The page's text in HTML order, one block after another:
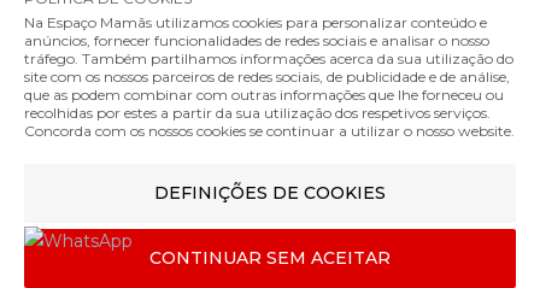
Cadeira Auto Maxi-Cosi Mica Pro Eco i-Size
Cor
MÉTODOS DE ENVIO
MÉTODOS DE PAGAMENTO
Na Espaço Mamãs utilizamos cookies para personalizar conteúdo e
anúncios, fornecer funcionalidades de redes sociais e analisar o nosso
tráfego. Também partilhamos informações acerca da sua utilização do
site com os nossos parceiros de redes sociais, de publicidade e de análise,
que as podem combinar com outras informações que lhe forneceu ou
recolhidas por estes a partir da sua utilização dos respetivos serviços.
Concorda com os nossos cookies se continuar a utilizar o nosso website.
DEFINIÇÕES DE COOKIES
CONTINUAR SEM ACEITAR